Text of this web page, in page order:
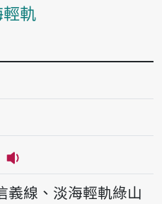
主內容區塊
軌
播放音讀Âng-tshiū-nâ
義線、淡海輕軌綠山